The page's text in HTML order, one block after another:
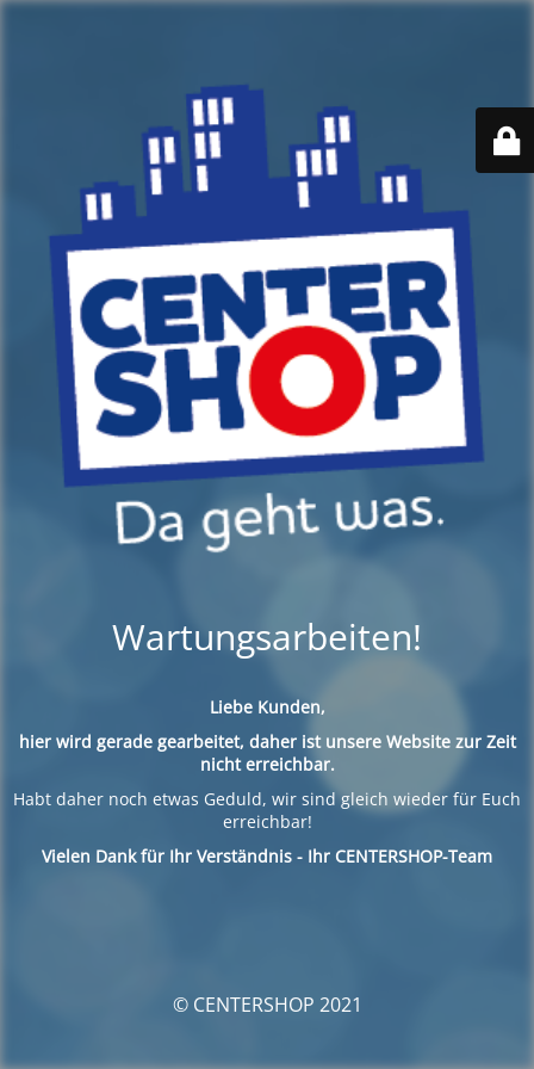
Wartungsarbeiten!
Liebe Kunden,
hier wird gerade gearbeitet, daher ist unsere Website zur Zeit
nicht erreichbar.
Habt daher noch etwas Geduld, wir sind gleich wieder für Euch
erreichbar!
Vielen Dank für Ihr Verständnis - Ihr CENTERSHOP-Team
© CENTERSHOP 2021